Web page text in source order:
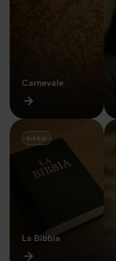
Carnevale
BIBBIA
La Bibbia